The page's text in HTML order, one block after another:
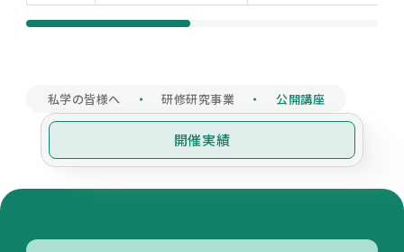
開催実績
令和７年度
令和６年度
私学の皆様へ 研修研究事業 公開講座